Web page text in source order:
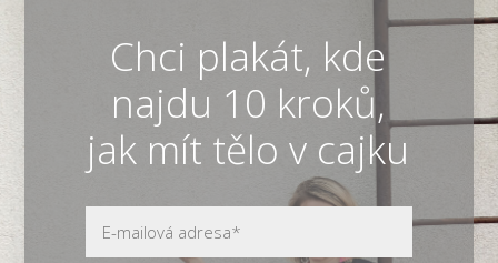
Chci plakát, kde
najdu 10 kroků,
jak mít tělo v cajku